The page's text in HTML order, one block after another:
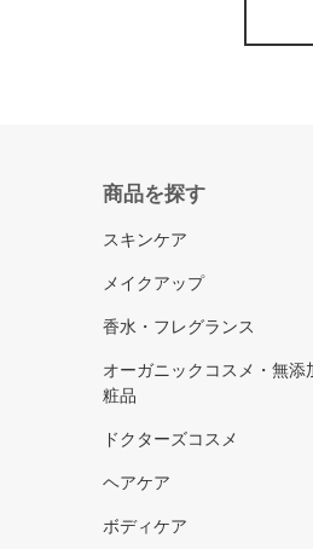
商品を探す
スキンケア
メイクアップ
香水・フレグランス
オーガニックコスメ・無添
粧品
ドクターズコスメ
ヘアケア
ボディケア